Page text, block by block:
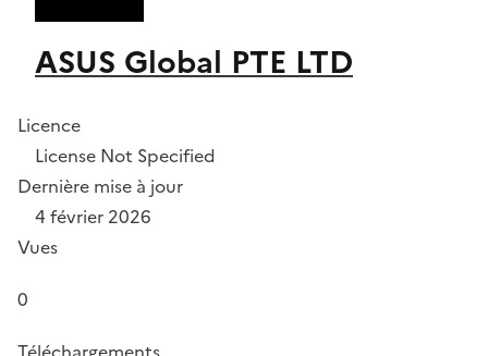
ASUS Global PTE LTD
Licence
License Not Specified
Dernière mise à jour
4 février 2026
Vues
0